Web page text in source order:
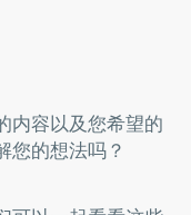
内容以及您希望的
您的想法吗？